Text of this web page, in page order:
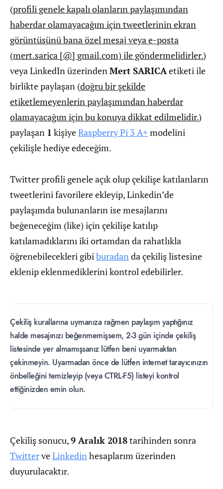
(profili genele kapalı olanların paylaşımından
haberdar olamayacağım için tweetlerinin ekran
görüntüsünü bana özel mesaj veya e-posta
(mert.sarica [@] gmail.com) ile göndermelidirler.)
veya LinkedIn üzerindenMert SARICAetiketi ile
birlikte paylaşan (doğru bir şekilde
etiketlemeyenlerin paylaşımından haberdar
olamayacağım için bu konuya dikkat edilmelidir.)
paylaşan 1 kişiyeRaspberry Pi 3 A+ modelini
çekilişle hediye edeceğim.
Twitter profili genele açık olup çekilişe katılanların
tweetlerini favorilere ekleyip, Linkedin’de
paylaşımda bulunanların ise mesajlarını
beğeneceğim (like) için çekilişe katılıp
katılamadıklarını iki ortamdan da rahatlıkla
öğrenebilecekleri gibiburadanda çekiliş listesine
eklenip eklenmediklerini kontrol edebilirler.
Çekiliş kurallarına uymanıza rağmen paylaşım yaptığınız
halde mesajınızı beğenmemişsem, 2-3 gün içinde çekiliş
listesinde yer almamışsanız lütfen beni uyarmaktan
çekinmeyin. Uyarmadan önce de lütfen internet tarayıcınızın
önbelleğini temizleyip (veya CTRL-F5) listeyi kontrol
ettiğinizden emin olun.
Çekiliş sonucu,9 Aralık 2018tarihinden sonra
TwitterveLinkedinhesaplarım üzerinden
duyurulacaktır.